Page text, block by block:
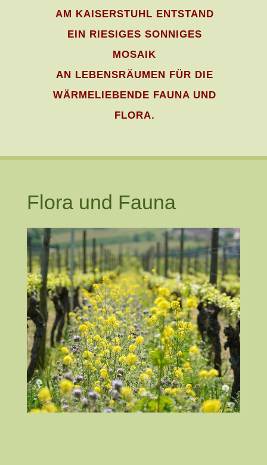
AM KAISERSTUHL ENTSTAND
EIN RIESIGES SONNIGES
MOSAIK
AN LEBENSRÄUMEN FÜR DIE
WÄRMELIEBENDE FAUNA UND
FLORA.
Flora und Fauna